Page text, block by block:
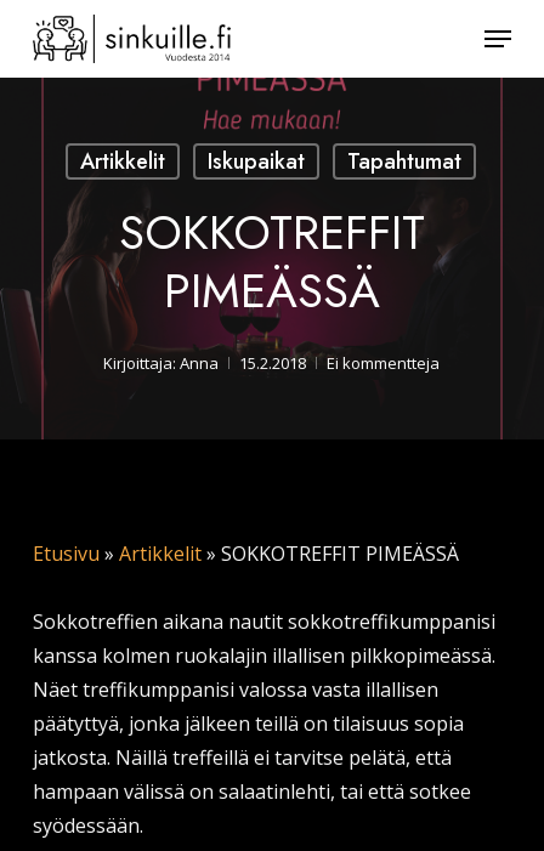
Skip
main
Artikkelit Iskupaikat Tapahtumat
SOKKOTREFFIT
PIMEÄSSÄ
Kirjoittaja: Anna 15.2.2018 Ei kommentteja
Etusivu » Artikkelit» SOKKOTREFFIT PIMEÄSSÄ
Sokkotreffien aikana nautit sokkotreffikumppanisi
kanssa kolmen ruokalajin illallisen pilkkopimeässä.
Näet treffikumppanisi valossa vasta illallisen
päätyttyä, jonka jälkeen teillä on tilaisuus sopia
jatkosta. Näillä treffeillä ei tarvitse pelätä, että
hampaan välissä on salaatinlehti, tai että sotkee
syödessään.
Sulje